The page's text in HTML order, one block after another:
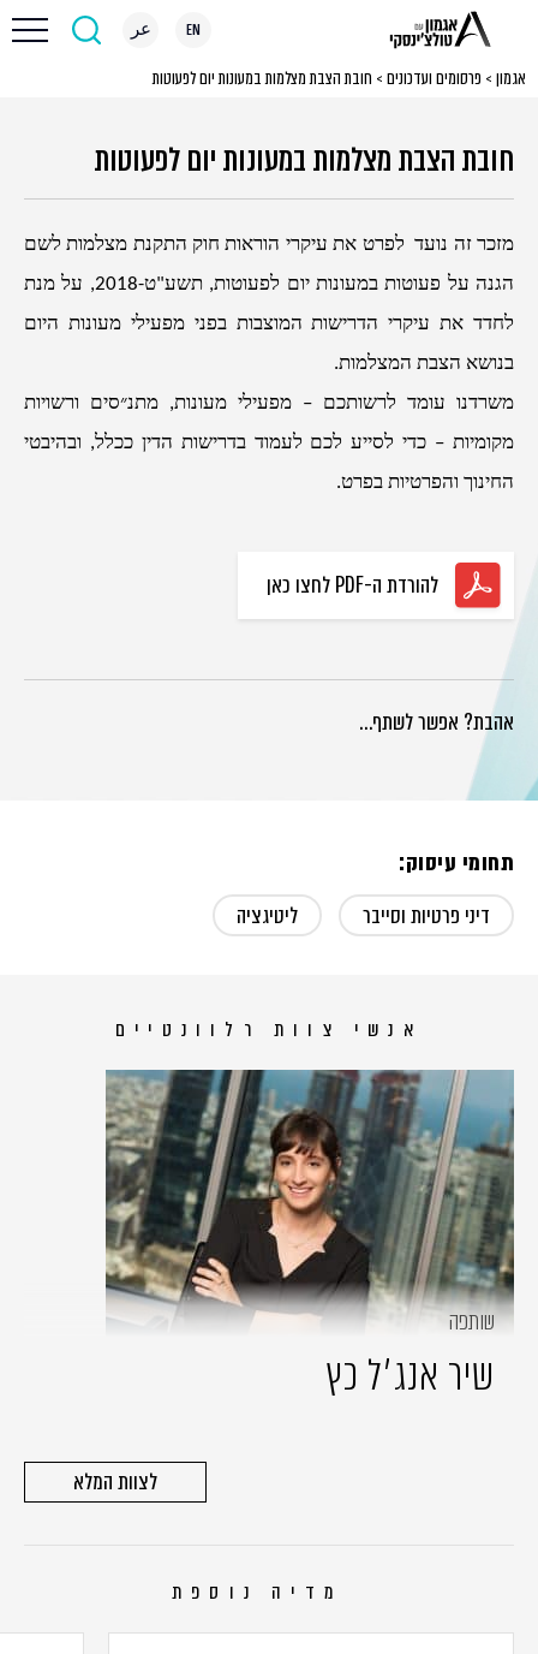
EN عر
אגמון > פרסומים ועדכונים > חובת הצבת מצלמות במעונות יום לפעוטות
חובת הצבת מצלמות במעונות יום לפעוטות
מזכר זה נועד לפרט את עיקרי הוראות חוק התקנת מצלמות לשם
הגנה על פעוטות במעונות יום לפעוטות, תשע"ט-2018, על מנת
לחדד את עיקרי הדרישות המוצבות בפני מפעילי מעונות היום
בנושא הצבת המצלמות.
משרדנו עומד לרשותכם – מפעילי מעונות, מתנ״סים ורשויות
מקומיות – כדי לסייע לכם לעמוד בדרישות הדין ככלל, ובהיבטי
החינוך והפרטיות בפרט.
להורדת ה-PDF לחצו כאן
אהבת? אפשר לשתף…
תחומי עיסוק:
דיני פרטיות וסייבר
ליטיגציה
אנשי צוות רלוונטיים
שותפה
שיר אנג׳ל כץ
לצוות המלא
מדיה נוספת